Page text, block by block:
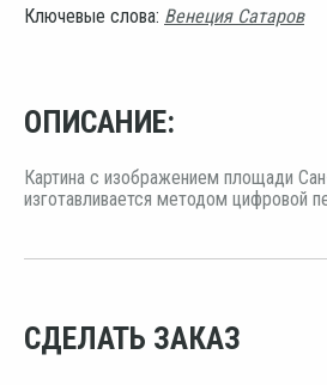
Ключевые слова: Венеция Сатаров
ОПИСАНИЕ:
Картина с изображением площади
изготавливается методом цифровой
СДЕЛАТЬ ЗАКАЗ